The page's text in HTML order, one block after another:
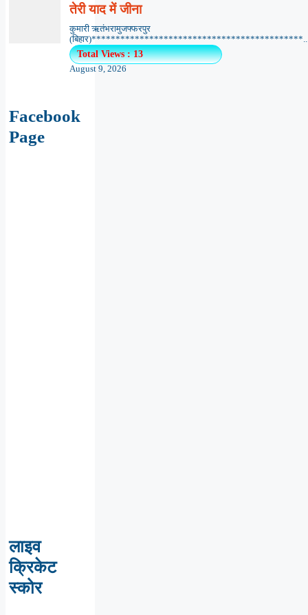
Facebook
Page
लाइव
क्रिकेट
स्कोर